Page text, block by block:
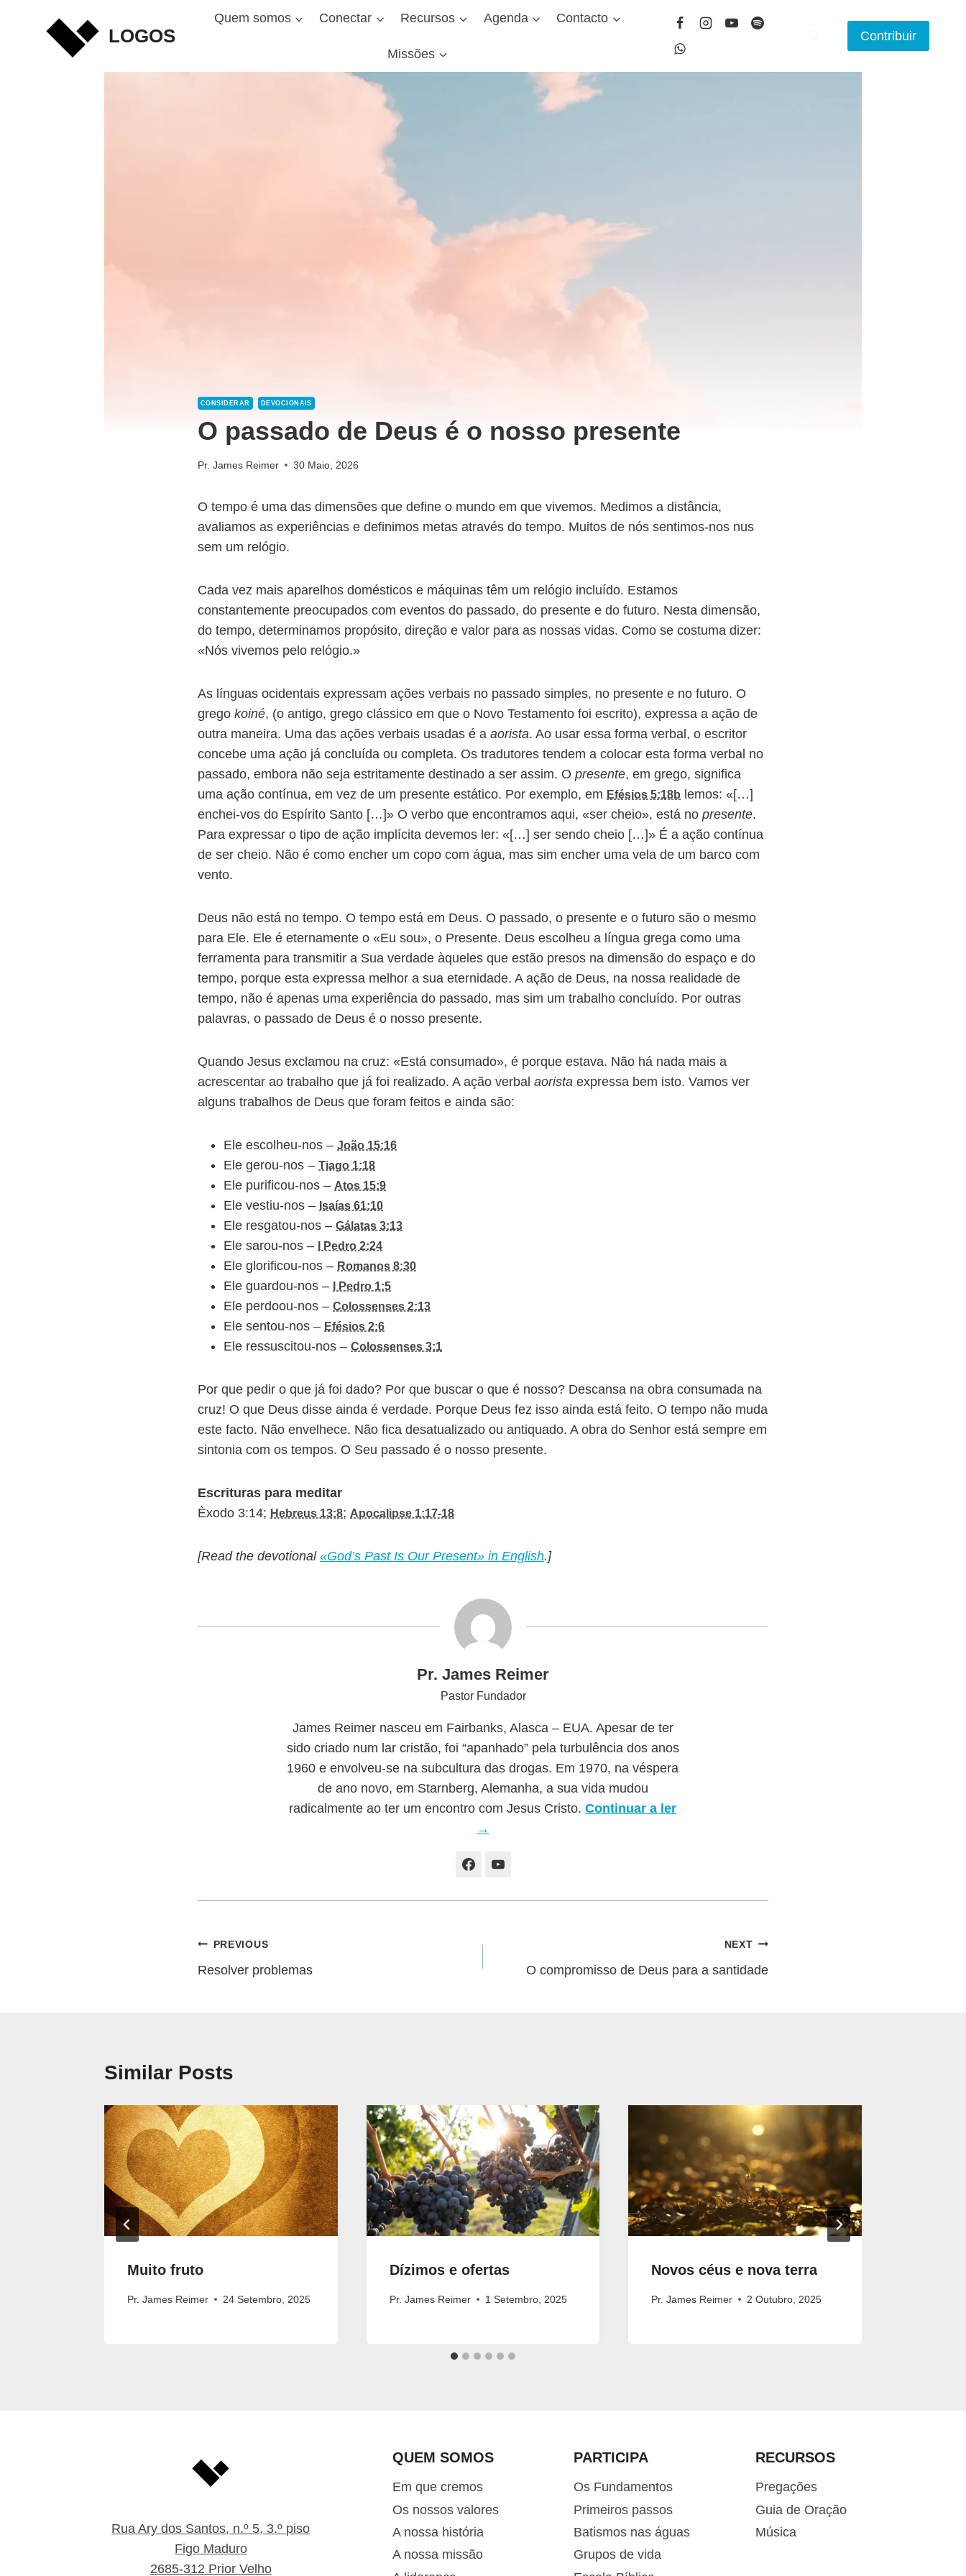
LOGOS
Quem somos Conectar Recursos Agenda Contacto
Missões
Contribuir
CONSIDERAR DEVOCIONAIS
O passado de Deus é o nosso presente
Pr. James Reimer 30 Maio, 2026
O tempo é uma das dimensões que define o mundo em que vivemos. Medimos a distância,
avaliamos as experiências e definimos metas através do tempo. Muitos de nós sentimos-nos nus
sem um relógio.
Cada vez mais aparelhos domésticos e máquinas têm um relógio incluído. Estamos
constantemente preocupados com eventos do passado, do presente e do futuro. Nesta dimensão,
do tempo, determinamos propósito, direção e valor para as nossas vidas. Como se costuma dizer:
«Nós vivemos pelo relógio.»
As línguas ocidentais expressam ações verbais no passado simples, no presente e no futuro. O
grego koiné, (o antigo, grego clássico em que o Novo Testamento foi escrito), expressa a ação de
outra maneira. Uma das ações verbais usadas é a aorista. Ao usar essa forma verbal, o escritor
concebe uma ação já concluída ou completa. Os tradutores tendem a colocar esta forma verbal no
passado, embora não seja estritamente destinado a ser assim. O presente, em grego, significa
uma ação contínua, em vez de um presente estático. Por exemplo, em Efésios 5:18b lemos: «[…]
enchei-vos do Espírito Santo […]» O verbo que encontramos aqui, «ser cheio», está no presente.
Para expressar o tipo de ação implícita devemos ler: «[…] ser sendo cheio […]» É a ação contínua
de ser cheio. Não é como encher um copo com água, mas sim encher uma vela de um barco com
vento.
Deus não está no tempo. O tempo está em Deus. O passado, o presente e o futuro são o mesmo
para Ele. Ele é eternamente o «Eu sou», o Presente. Deus escolheu a língua grega como uma
ferramenta para transmitir a Sua verdade àqueles que estão presos na dimensão do espaço e do
tempo, porque esta expressa melhor a sua eternidade. A ação de Deus, na nossa realidade de
tempo, não é apenas uma experiência do passado, mas sim um trabalho concluído. Por outras
palavras, o passado de Deus é o nosso presente.
Quando Jesus exclamou na cruz: «Está consumado», é porque estava. Não há nada mais a
acrescentar ao trabalho que já foi realizado. A ação verbal aorista expressa bem isto. Vamos ver
alguns trabalhos de Deus que foram feitos e ainda são:
Ele escolheu-nos – João 15:16
Ele gerou-nos – Tiago 1:18
Ele purificou-nos – Atos 15:9
Ele vestiu-nos – Isaías 61:10
Ele resgatou-nos – Gálatas 3:13
Ele sarou-nos – I Pedro 2:24
Ele glorificou-nos – Romanos 8:30
Ele guardou-nos – I Pedro 1:5
Ele perdoou-nos – Colossenses 2:13
Ele sentou-nos – Efésios 2:6
Ele ressuscitou-nos – Colossenses 3:1
Por que pedir o que já foi dado? Por que buscar o que é nosso? Descansa na obra consumada na
cruz! O que Deus disse ainda é verdade. Porque Deus fez isso ainda está feito. O tempo não muda
este facto. Não envelhece. Não fica desatualizado ou antiquado. A obra do Senhor está sempre em
sintonia com os tempos. O Seu passado é o nosso presente.
Escrituras para meditar
Èxodo 3:14; Hebreus 13:8; Apocalipse 1:17-18
[Read the devotional «God’s Past Is Our Present» in English.]
Pr. James Reimer
Pastor Fundador
James Reimer nasceu em Fairbanks, Alasca – EUA. Apesar de ter
sido criado num lar cristão, foi “apanhado” pela turbulência dos anos
1960 e envolveu-se na subcultura das drogas. Em 1970, na véspera
de ano novo, em Starnberg, Alemanha, a sua vida mudou
radicalmente ao ter um encontro com Jesus Cristo.Continuar a ler
→
Navegação
de
PREVIOUS
Resolver problemas
NEXT
O compromisso de Deus para a santidade
Similar Posts
Muito fruto
Pr. James Reimer 24 Setembro, 2025
Dízimos e ofertas
Pr. James Reimer 1 Setembro, 2025
Novos céus e nova terra
Pr. James Reimer 2 Outubro, 2025
Rua Ary dos Santos, n.º 5, 3.º piso
Figo Maduro
2685-312 Prior Velho
QUEM SOMOS
Em que cremos
Os nossos valores
A nossa história
A nossa missão
PARTICIPA
Os Fundamentos
Primeiros passos
Batismos nas águas
Grupos de vida
RECURSOS
Pregações
Guia de Oração
Música